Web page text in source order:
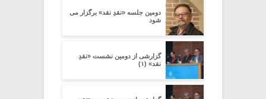
دومین جلسه «نقدِ نقد» برگزار می
شود
گزارشی از دومین نشست «نقدِ
نقد» (۱)